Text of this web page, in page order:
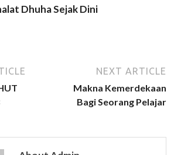
Dhuha Sejak Dini
NEXT ARTICLE
Makna Kemerdekaan
Bagi Seorang Pelajar